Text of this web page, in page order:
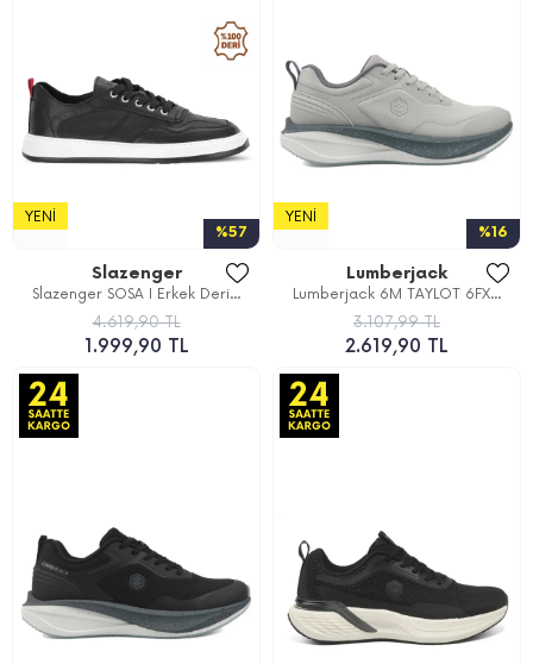
%57
YENI
Slazenger
Slazenger SOSA I Erkek Deri...
4.619,90 TL
1.999,90 TL
%16
YENI
Lumberjack
Lumberjack 6M TAYLOT 6FX...
3.107,99 TL
2.619,90 TL